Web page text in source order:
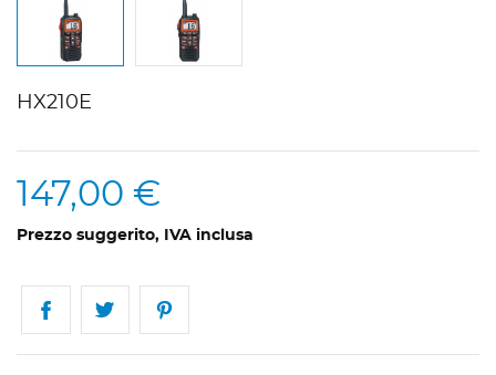
HX210E
147,00 €
Prezzo suggerito, IVA inclusa